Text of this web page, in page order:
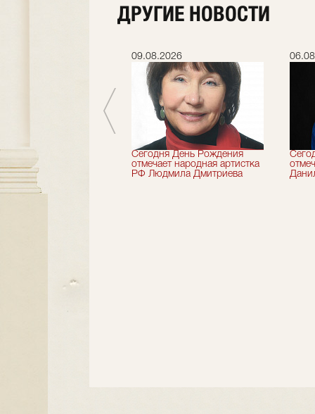
ДРУГИЕ НОВОСТИ
искусств
Николай Максимов
09.08.2026
Сегодня День Рождения
отмечает народная артистка
РФ Людмила Дмитриева